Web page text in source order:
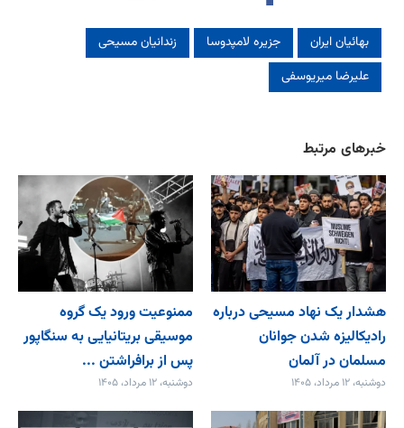
بهائیان ایران جزیره لامپدوسا
زندانیان مسیحی
علیرضا میریوسفی
خبرهای مرتبط
هشدار یک نهاد مسیحی درباره
رادیکالیزه شدن جوانان
مسلمان در آلمان
دوشنبه، ۱۲ مرداد، ۱۴۰۵
ممنوعیت ورود یک گروه
موسیقی بریتانیایی به سنگاپور
پس از برافراشتن ...
دوشنبه، ۱۲ مرداد، ۱۴۰۵